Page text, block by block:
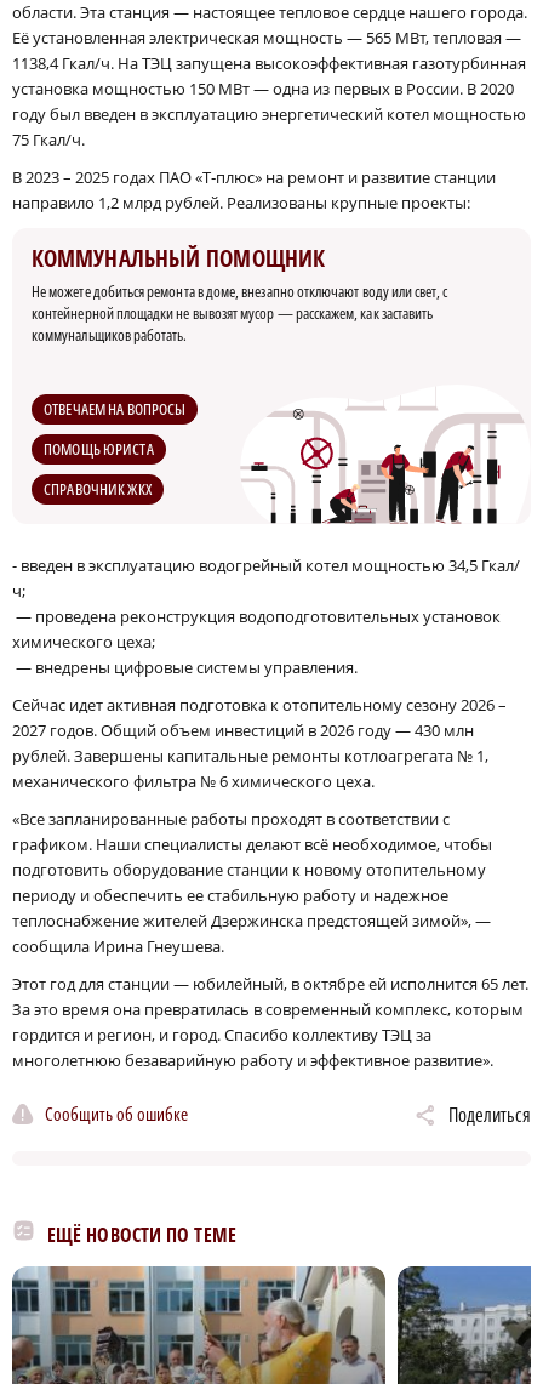
области. Эта станция — настоящее тепловое сердце нашего города.
Её установленная электрическая мощность — 565 МВт, тепловая —
1138,4 Гкал/ч. На ТЭЦ запущена высокоэффективная газотурбинная
установка мощностью 150 МВт — одна из первых в России. В 2020
году был введен в эксплуатацию энергетический котел мощностью
75 Гкал/ч.
В 2023 – 2025 годах ПАО «Т‑плюс» на ремонт и развитие станции
направило 1,2 млрд рублей. Реализованы крупные проекты:
КОММУНАЛЬНЫЙ ПОМОЩНИК
Не можете добиться ремонта в доме, внезапно отключают воду или свет, с
контейнерной площадки не вывозят мусор — расскажем, как заставить
коммунальщиков работать.
ОТВЕЧАЕМ НА ВОПРОСЫ
ПОМОЩЬ ЮРИСТА
СПРАВОЧНИК ЖКХ
- введен в эксплуатацию водогрейный котел мощностью 34,5 Гкал/
ч;
— проведена реконструкция водоподготовительных установок
химического цеха;
— внедрены цифровые системы управления.
Сейчас идет активная подготовка к отопительному сезону 2026 –
2027 годов. Общий объем инвестиций в 2026 году — 430 млн
рублей. Завершены капитальные ремонты котлоагрегата № 1,
механического фильтра № 6 химического цеха.
«Все запланированные работы проходят в соответствии с
графиком. Наши специалисты делают всё необходимое, чтобы
подготовить оборудование станции к новому отопительному
периоду и обеспечить ее стабильную работу и надежное
теплоснабжение жителей Дзержинска предстоящей зимой», —
сообщила Ирина Гнеушева.
Этот год для станции — юбилейный, в октябре ей исполнится 65 лет.
За это время она превратилась в современный комплекс, которым
гордится и регион, и город. Спасибо коллективу ТЭЦ за
многолетнюю безаварийную работу и эффективное развитие».
Сообщить об ошибке Поделиться
ЕЩЁ НОВОСТИ ПО ТЕМЕ